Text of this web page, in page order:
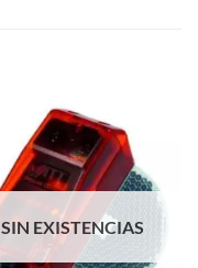
SIN EXISTENCIAS